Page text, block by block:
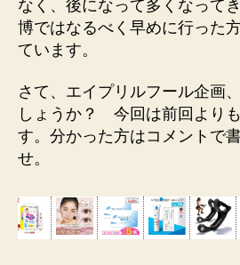
なく、後になって多くなって
博ではなるべく早めに行った
ています。
さて、エイプリルフール企画
しょうか？ 今回は前回より
す。分かった方はコメントで
せ。